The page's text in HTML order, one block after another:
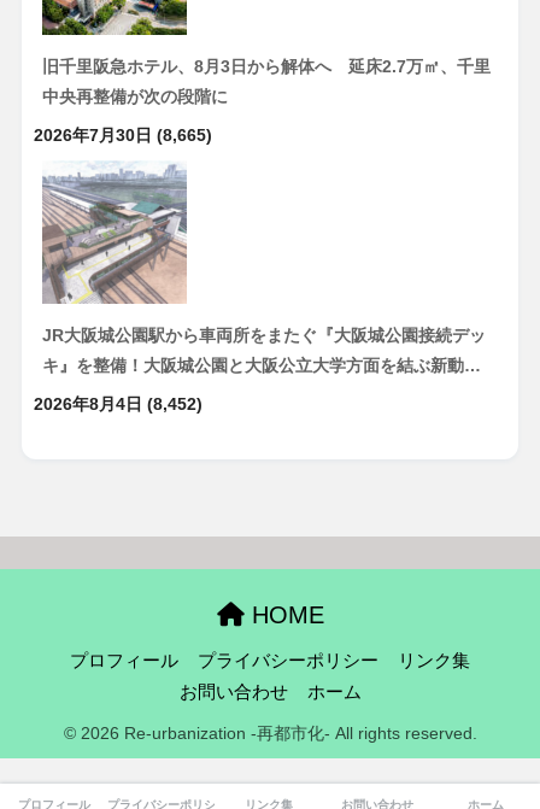
旧千里阪急ホテル、8月3日から解体へ 延床2.7万㎡、千里
中央再整備が次の段階に
2026年7月30日 (8,665)
JR大阪城公園駅から車両所をまたぐ『大阪城公園接続デッ
キ』を整備！大阪城公園と大阪公立大学方面を結ぶ新動…
2026年8月4日 (8,452)
HOME
プロフィール プライバシーポリシー
リンク集
お問い合わせ
ホーム
© 2026 Re-urbanization -再都市化- All rights reserved.
プロフィール プライバシーポリシー リンク集 お問い合わせ ホーム